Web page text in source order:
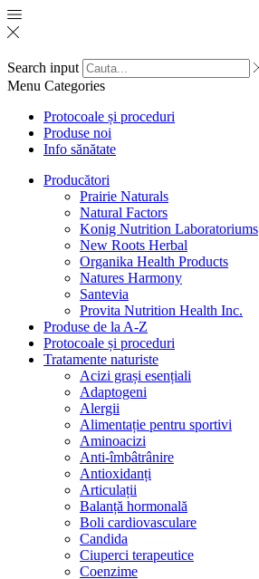
Search input
Menu Categories
Protocoale și proceduri
Produse noi
Info sănătate
Producători
Prairie Naturals
Natural Factors
Konig Nutrition Laboratoriums
New Roots Herbal
Organika Health Products
Natures Harmony
Santevia
Provita Nutrition Health Inc.
Produse de la A-Z
Protocoale și proceduri
Tratamente naturiste
Acizi grași esențiali
Adaptogeni
Alergii
Alimentație pentru sportivi
Aminoacizi
Anti-îmbâtrânire
Antioxidanți
Articulații
Balanță hormonală
Boli cardiovasculare
Candida
Ciuperci terapeutice
Coenzime